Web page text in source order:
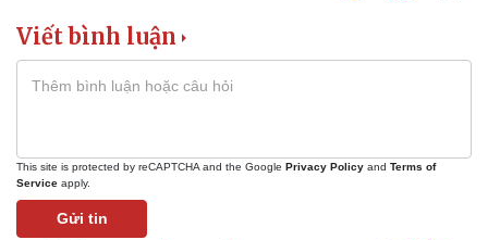
Viết bình luận
This site is protected by reCAPTCHA and the Google Privacy Policy and Terms of
Service apply.
Gửi tin